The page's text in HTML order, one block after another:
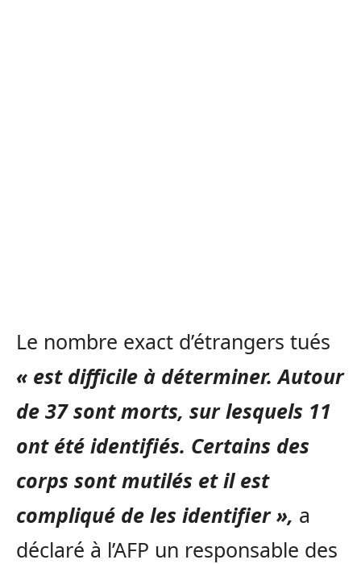
Le nombre exact d’étrangers tués
« est difficile à déterminer. Autour
de 37 sont morts, sur lesquels 11
ont été identifiés. Certains des
corps sont mutilés et il est
compliqué de les identifier », a
déclaré à l’AFP un responsable des